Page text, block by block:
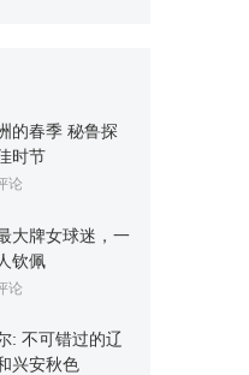
的春季 秘鲁探
时节
论
大牌女球迷，一
钦佩
论
: 不可错过的辽
兴安秋色